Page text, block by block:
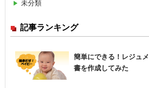
未分類
記事ランキング
簡単にできる！レジュ
書を作成してみた